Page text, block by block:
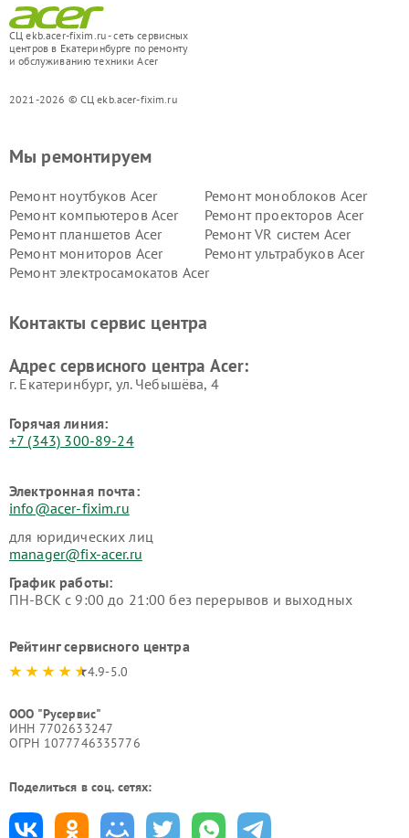
СЦ ekb.acer-fixim.ru - сеть сервисных
центров в Екатеринбурге по ремонту
и обслуживанию техники Acer
2021-2026 © СЦ ekb.acer-fixim.ru
Мы ремонтируем
Ремонт ноутбуков Acer
Ремонт моноблоков Acer
Ремонт компьютеров Acer
Ремонт проекторов Acer
Ремонт планшетов Acer
Ремонт VR систем Acer
Ремонт мониторов Acer
Ремонт ультрабуков Acer
Ремонт электросамокатов Acer
Контакты сервис центра
Адрес сервисного центра Acer:
г. Екатеринбург, ул. Чебышёва, 4
Горячая линия:
+7 (343) 300-89-24
Электронная почта:
info@acer-fixim.ru
для юридических лиц
manager@fix-acer.ru
График работы:
ПН-ВСК с 9:00 до 21:00 без перерывов и выходных
Рейтинг сервисного центра
4.9-5.0
ООО "Русервис"
ИНН 7702633247
ОГРН 1077746335776
Поделиться в соц. сетях: